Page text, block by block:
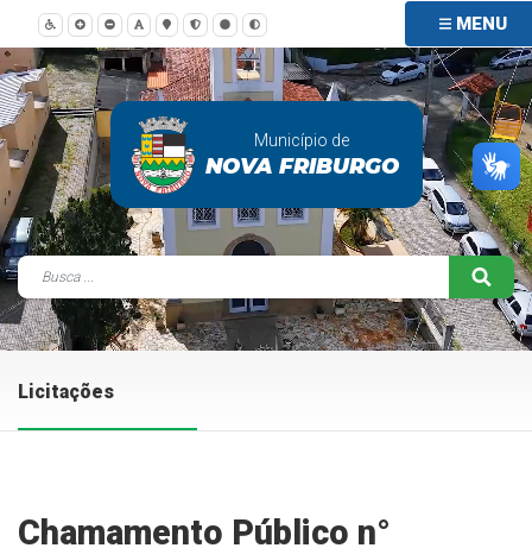
MENU
Município de
NOVA FRIBURGO
Licitações
Chamamento Público n°